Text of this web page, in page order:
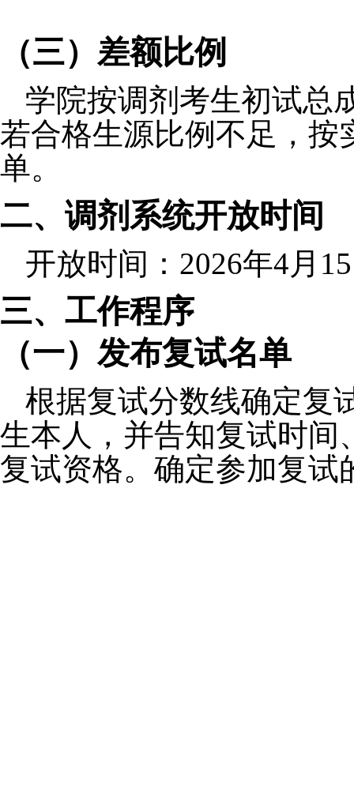
（三）差额比例
学院按调剂考生初试总
若合格生源比例不足，按
单。
二、调剂系统开放时间
开放时间： 2026年4月 15
三、工作程序
（一）发布复试名单
根据复试分数线确定复
生本人，并告知复试时间
复试资格。确定参加复试